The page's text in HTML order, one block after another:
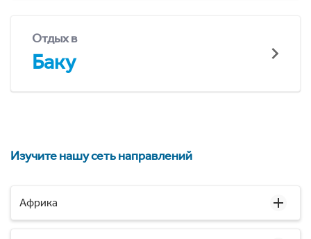
Отдых в
Баку
Изучите нашу сеть направлений
Африка